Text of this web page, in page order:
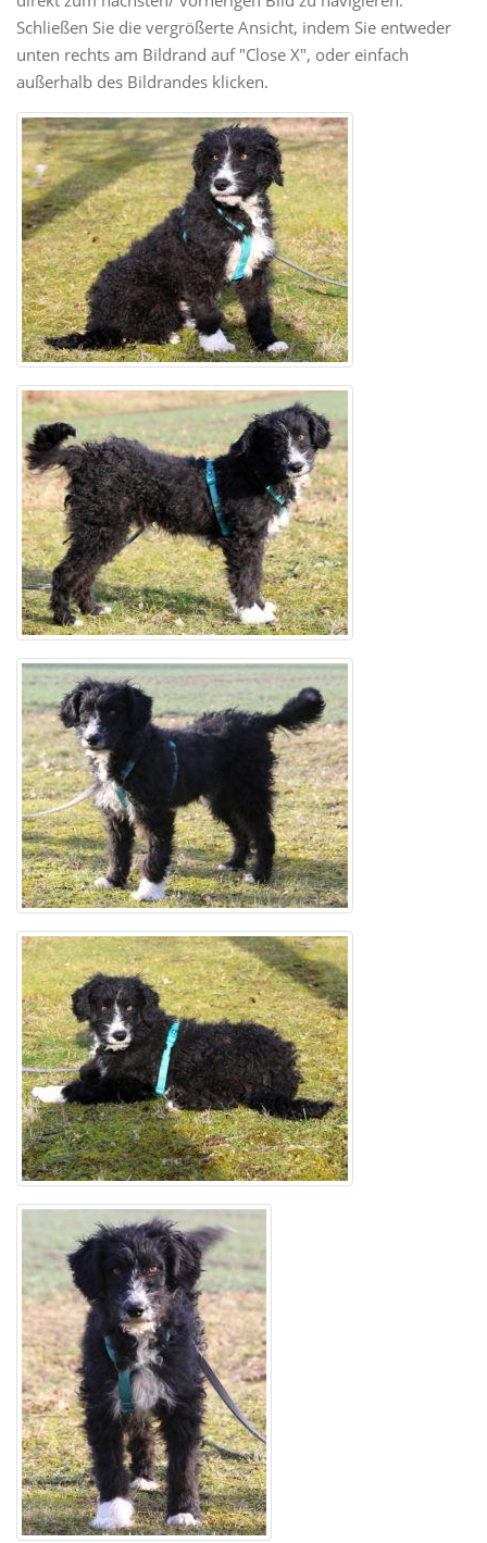
Schließen Sie die vergrößerte Ansicht, indem Sie entweder
unten rechts am Bildrand auf "Close X", oder einfach
außerhalb des Bildrandes klicken.